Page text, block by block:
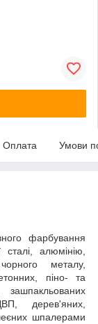
Оплата Умови
фарбування
алюмінію,
металу,
піно- та
зашпакльованих
дерев'яних,
шпалерами